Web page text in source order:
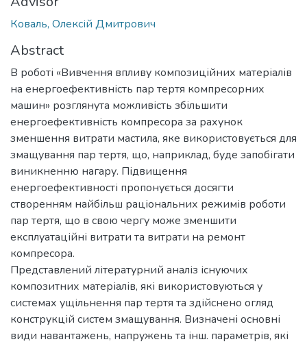
Коваль, Олексій Дмитрович
Abstract
В роботі «Вивчення впливу композиційних матеріалів
на енергоефективність пар тертя компресорних
машин» розглянута можливість збільшити
енергоефективність компресора за рахунок
зменшення витрати мастила, яке використовується для
змащування пар тертя, що, наприклад, буде запобігати
виникненню нагару. Підвищення
енергоефективності пропонується досягти
створенням найбільш раціональних режимів роботи
пар тертя, що в свою чергу може зменшити
експлуатаційні витрати та витрати на ремонт
компресора.
Представлений літературний аналіз існуючих
композитних матеріалів, які використовуються у
системах ущільнення пар тертя та здійснено огляд
конструкцій систем змащування. Визначені основні
види навантажень, напружень та інш. параметрів, які